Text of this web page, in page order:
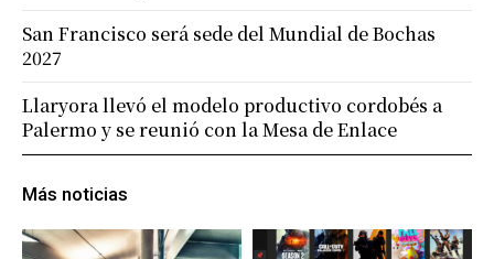
Más noticias
San Francisco será sede del Mundial de Bochas
2027
Llaryora llevó el modelo productivo cordobés a
Palermo y se reunió con la Mesa de Enlace